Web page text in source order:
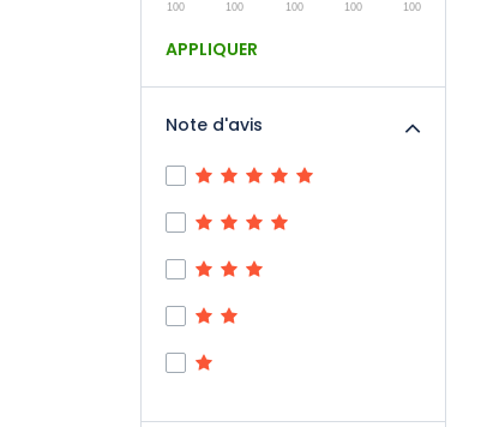
100 100 100 100 100
APPLIQUER
Note d'avis